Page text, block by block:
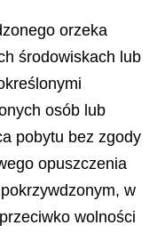
orzeka
środowiskach lub
osób lub
pobytu bez zgody
opuszczenia
w
wolności